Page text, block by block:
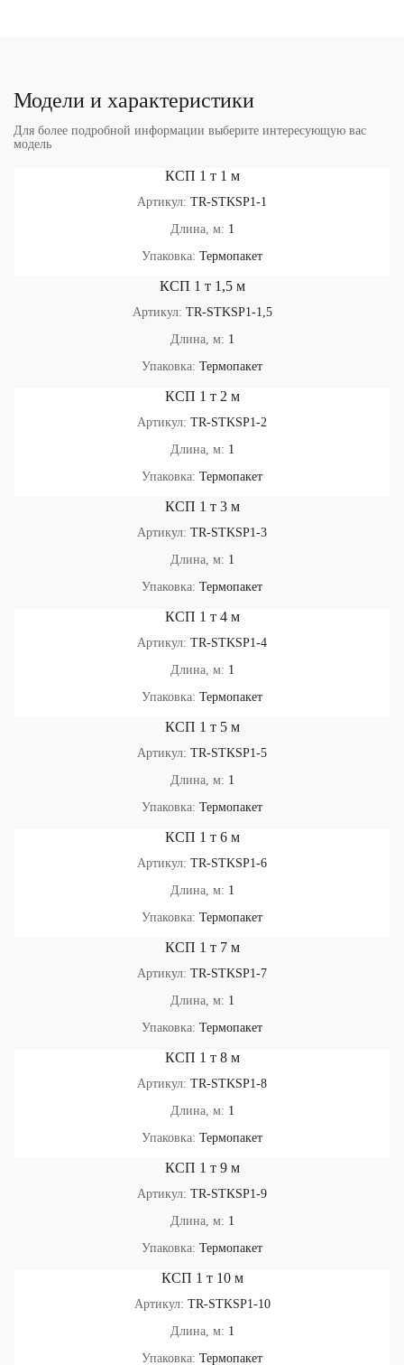
Модели и характеристики
Для более подробной информации выберите интересующую вас
модель
КСП 1 т 1 м
Артикул: TR-STKSP1-1
Длина, м: 1
Упаковка: Термопакет
КСП 1 т 1,5 м
Артикул: TR-STKSP1-1,5
Длина, м: 1
Упаковка: Термопакет
КСП 1 т 2 м
Артикул: TR-STKSP1-2
Длина, м: 1
Упаковка: Термопакет
КСП 1 т 3 м
Артикул: TR-STKSP1-3
Длина, м: 1
Упаковка: Термопакет
КСП 1 т 4 м
Артикул: TR-STKSP1-4
Длина, м: 1
Упаковка: Термопакет
КСП 1 т 5 м
Артикул: TR-STKSP1-5
Длина, м: 1
Упаковка: Термопакет
КСП 1 т 6 м
Артикул: TR-STKSP1-6
Длина, м: 1
Упаковка: Термопакет
КСП 1 т 7 м
Артикул: TR-STKSP1-7
Длина, м: 1
Упаковка: Термопакет
КСП 1 т 8 м
Артикул: TR-STKSP1-8
Длина, м: 1
Упаковка: Термопакет
КСП 1 т 9 м
Артикул: TR-STKSP1-9
Длина, м: 1
Упаковка: Термопакет
КСП 1 т 10 м
Артикул: TR-STKSP1-10
Длина, м: 1
Упаковка: Термопакет